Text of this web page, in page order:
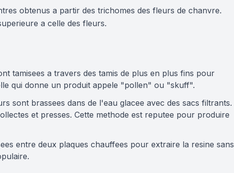
obtenus a partir des trichomes des fleurs de chanvre.
a celle des fleurs.
tamisees a travers des tamis de plus en plus fins pour
qui donne un produit appele "pollen" ou "skuff".
sont brassees dans de l'eau glacee avec des sacs filtrants.
et presses. Cette methode est reputee pour produire
entre deux plaques chauffees pour extraire la resine sans